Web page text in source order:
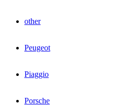
other
Peugeot
Piaggio
Porsche